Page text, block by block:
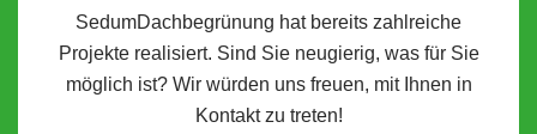
SedumDachbegrünung hat bereits zahlreiche
Projekte realisiert. Sind Sie neugierig, was für Sie
möglich ist? Wir würden uns freuen, mit Ihnen in
Kontakt zu treten!